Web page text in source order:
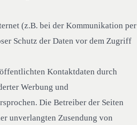
(z.B. bei der Kommunikation per
Schutz der Daten vor dem Zugriff
Kontaktdaten durch
Werbung und
Die Betreiber der Seiten
unverlangten Zusendung von